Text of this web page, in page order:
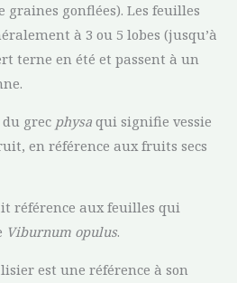
graines gonflées). Les feuilles
à 3 ou 5 lobes (jusqu’à
terne en été et passent à un
grec physa qui signifie vessie
en référence aux fruits secs
référence aux feuilles qui
Viburnum opulus.
est une référence à son